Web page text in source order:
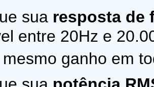
sua resposta de
entre 20Hz e
ganho em